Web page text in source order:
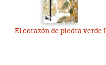
El corazón de piedra verde I